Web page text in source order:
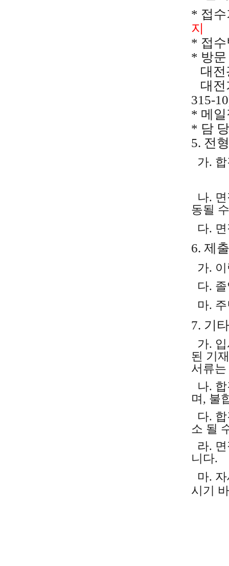
* 접
지
* 접
* 방문
대전
대
315-
* 메일
* 담
5. 전
가.
나.
동될
다.
6. 제
가.
다.
마.
7. 기
가.
된 기
서류
나.
며, 불
다.
소 될
라.
니다.
마.
시기